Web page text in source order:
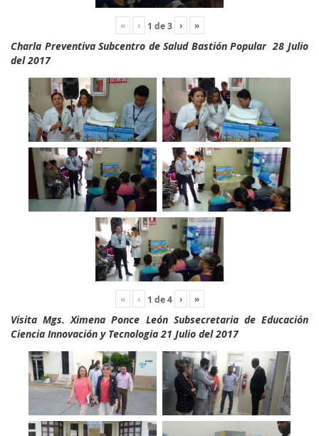
« ‹ 1 de3 › »
Charla Preventiva Subcentro de Salud Bastión Popular 28 Julio
del 2017
« ‹ 1 de4 › »
Visita Mgs. Ximena Ponce León Subsecretaria de Educación
Ciencia Innovación y Tecnologia 21 Julio del 2017